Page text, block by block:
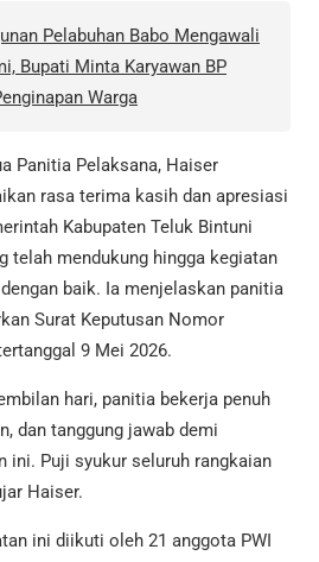
Pelabuhan Babo Mengawali
Bupati Minta Karyawan BP
Warga
Panitia Pelaksana, Haiser
rasa terima kasih dan apresiasi
Kabupaten Teluk Bintuni
telah mendukung hingga kegiatan
baik. Ia menjelaskan panitia
Surat Keputusan Nomor
9 Mei 2026.
hari, panitia bekerja penuh
dan tanggung jawab demi
ini. Puji syukur seluruh rangkaian
Haiser.
ini diikuti oleh 21 anggota PWI